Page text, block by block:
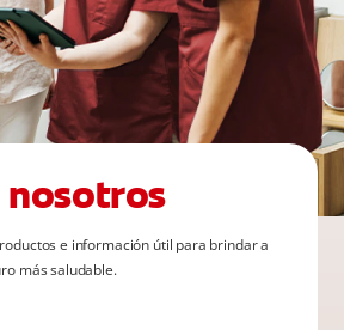
nosotros
e información útil para brindar a
más saludable.